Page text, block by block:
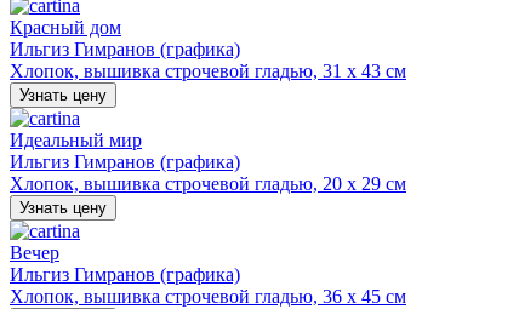
Красный дом
Ильгиз Гимранов (графика)
Хлопок, вышивка строчевой гладью, 31 х 43 см
Узнать цену
Идеальный мир
Ильгиз Гимранов (графика)
Хлопок, вышивка строчевой гладью, 20 х 29 см
Узнать цену
Вечер
Ильгиз Гимранов (графика)
Хлопок, вышивка строчевой гладью, 36 х 45 см